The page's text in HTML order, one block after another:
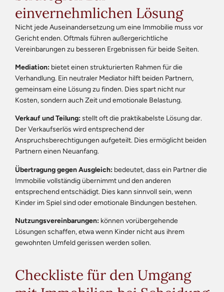
einvernehmlichen Lösung
Nicht jede Auseinandersetzung um eine Immobilie muss vor
Gericht enden. Oftmals führen außergerichtliche
Vereinbarungen zu besseren Ergebnissen für beide Seiten.
Mediation: bietet einen strukturierten Rahmen für die
Verhandlung. Ein neutraler Mediator hilft beiden Partnern,
gemeinsam eine Lösung zu finden. Dies spart nicht nur
Kosten, sondern auch Zeit und emotionale Belastung.
Verkauf und Teilung:stellt oft die praktikabelste Lösung dar.
Der Verkaufserlös wird entsprechend der
Anspruchsberechtigungen aufgeteilt. Dies ermöglicht beiden
Partnern einen Neuanfang.
Übertragung gegen Ausgleich: bedeutet, dass ein Partner die
Immobilie vollständig übernimmt und den anderen
entsprechend entschädigt. Dies kann sinnvoll sein, wenn
Kinder im Spiel sind oder emotionale Bindungen bestehen.
Nutzungsvereinbarungen: können vorübergehende
Lösungen schaffen, etwa wenn Kinder nicht aus ihrem
gewohnten Umfeld gerissen werden sollen.
Checkliste für den Umgang